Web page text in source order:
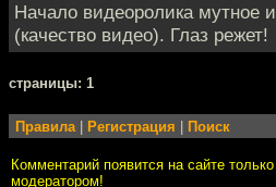
Начало видеоролика мутное
(качество видео). Глаз режет!
cтраницы: 1
Правила| Регистрация Поиск
Комментарий появится на сайте
модератором!